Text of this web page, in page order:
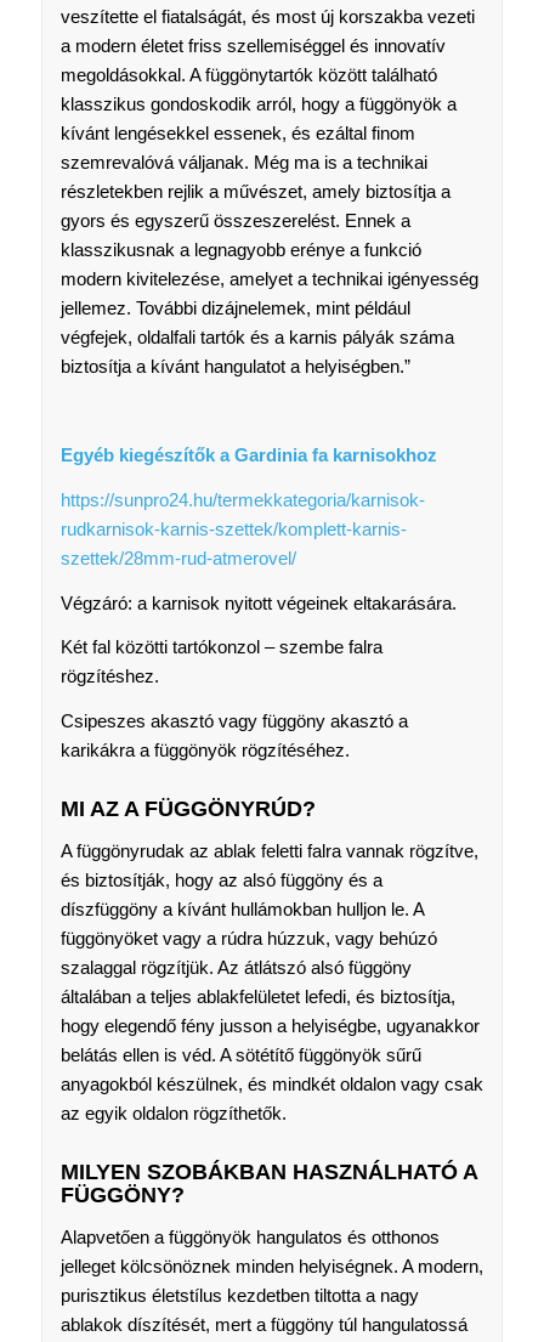
veszítette el fiatalságát, és most új korszakba vezeti
a modern életet friss szellemiséggel és innovatív
megoldásokkal. A függönytartók között található
klasszikus gondoskodik arról, hogy a függönyök a
kívánt lengésekkel essenek, és ezáltal finom
szemrevalóvá váljanak. Még ma is a technikai
részletekben rejlik a művészet, amely biztosítja a
gyors és egyszerű összeszerelést. Ennek a
klasszikusnak a legnagyobb erénye a funkció
modern kivitelezése, amelyet a technikai igényesség
jellemez. További dizájnelemek, mint például
végfejek, oldalfali tartók és a karnis pályák száma
biztosítja a kívánt hangulatot a helyiségben.”
Egyéb kiegészítők a Gardinia fa karnisokhoz
https://sunpro24.hu/termekkategoria/karnisok-
rudkarnisok-karnis-szettek/komplett-karnis-
szettek/28mm-rud-atmerovel/
Végzáró: a karnisok nyitott végeinek eltakarására.
Két fal közötti tartókonzol – szembe falra
rögzítéshez.
Csipeszes akasztó vagy függöny akasztó a
karikákra a függönyök rögzítéséhez.
MI AZ A FÜGGÖNYRÚD?
A függönyrudak az ablak feletti falra vannak rögzítve,
és biztosítják, hogy az alsó függöny és a
díszfüggöny a kívánt hullámokban hulljon le. A
függönyöket vagy a rúdra húzzuk, vagy behúzó
szalaggal rögzítjük. Az átlátszó alsó függöny
általában a teljes ablakfelületet lefedi, és biztosítja,
hogy elegendő fény jusson a helyiségbe, ugyanakkor
belátás ellen is véd. A sötétítő függönyök sűrű
anyagokból készülnek, és mindkét oldalon vagy csak
az egyik oldalon rögzíthetők.
MILYEN SZOBÁKBAN HASZNÁLHATÓ A
FÜGGÖNY?
Alapvetően a függönyök hangulatos és otthonos
jelleget kölcsönöznek minden helyiségnek. A modern,
purisztikus életstílus kezdetben tiltotta a nagy
ablakok díszítését, mert a függöny túl hangulatossá